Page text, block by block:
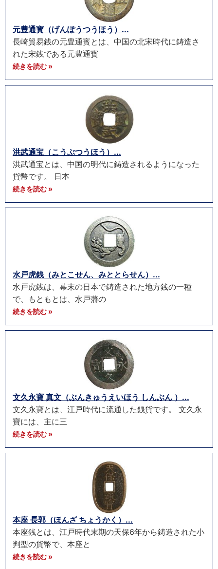
元豊通寳（げんぽうつうほう）...
長崎貿易銭の元豊通寳とは、中国の北宋時代に鋳造さ
れた宋銭である元豊通寳
続きを読む »
洪武通宝（こうぶつうほう）...
洪武通宝とは、中国の明代に鋳造されるようになった
貨幣です。 日本
続きを読む »
水戸虎銭（みとこせん、みととらせん）...
水戸虎銭は、幕末の日本で鋳造された地方銭の一種
で、もともとは、水戸藩の
続きを読む »
文久永寶 真文（ぶんきゅうえいほう しんぶん ）...
文久永寶とは、江戸時代に流通した銭貨です。 文久永
寶には、主に三
続きを読む »
本座 長郭（ほんざ ちょうかく）...
本座銭とは、江戸時代末期の天保6年から鋳造された小
判型の貨幣で、本座と
続きを読む »